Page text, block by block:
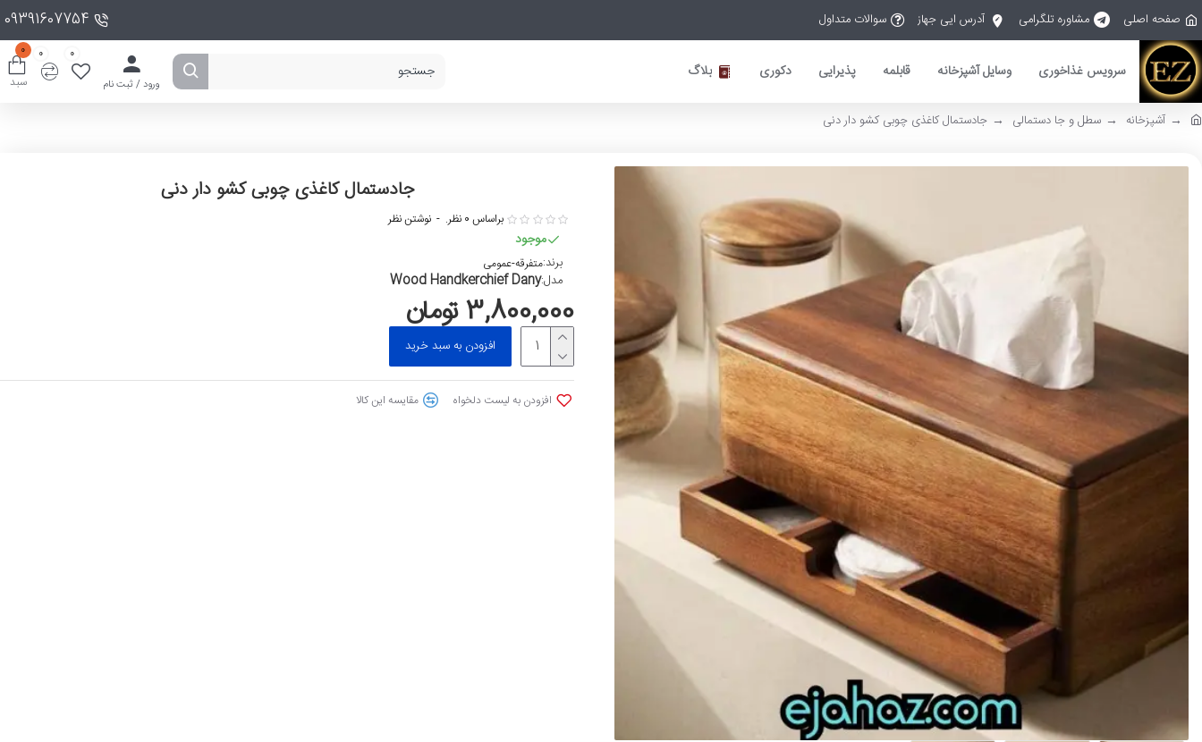
صفحه اصلی مشاوره تلگرامی آدرس ایی جهاز سوالات متداول 09391607754
سرویس غذاخوری وسایل آشپزخانه قابلمه پذیرایی دکوری بلاگ
ورود / ثبت نام
0
0
سبد
0
آشپزخانه سطل و جا دستمالی جادستمال کاغذی چوبی کشو دار دنی
جادستمال کاغذی چوبی کشو دار دنی
موجود
برند:متفرقه-عمومی
مدل:Wood Handkerchief Dany
براساس 0 نظر. - نوشتن نظر
3,800,000 تومان
افزودن به سبد خرید
افزودن به لیست دلخواه مقایسه این کالا